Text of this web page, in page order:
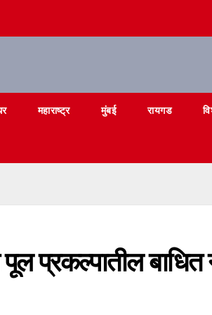
महाराष्ट्र मुंबई रायगड
प्रकल्पातील बाधित